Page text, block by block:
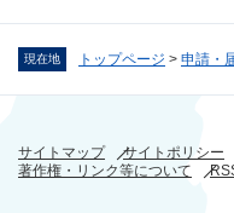
現在地 トップページ > 申請・
サイトマップ サイトポリシー
著作権・リンク等について